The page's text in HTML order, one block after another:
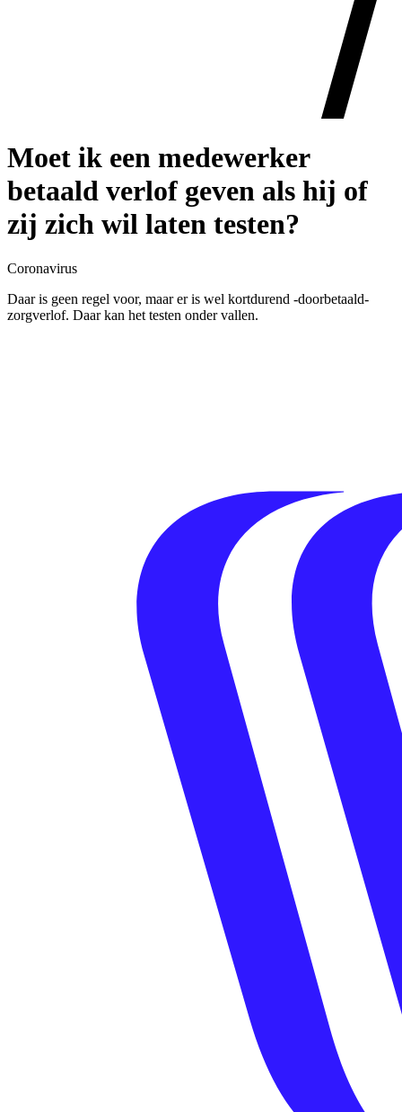
Moet ik een medewerker
betaald verlof geven als hij of
zij zich wil laten testen?
Coronavirus
Daar is geen regel voor, maar er is wel kortdurend -doorbetaald-
zorgverlof. Daar kan het testen onder vallen.